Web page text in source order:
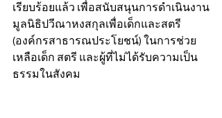
เรียบร้อยแล้ว เพื่อสนับสนุนการดำเนินงาน
มูลนิธิปวีณาหงสกุลเพื่อเด็กและสตรี
(องค์กรสาธารณประโยชน์) ในการช่วย
เหลือเด็ก สตรี และผู้ที่ไม่ได้รับความเป็น
ธรรมในสังคม